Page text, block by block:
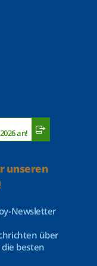
an!
unseren
Newsletter
über
besten